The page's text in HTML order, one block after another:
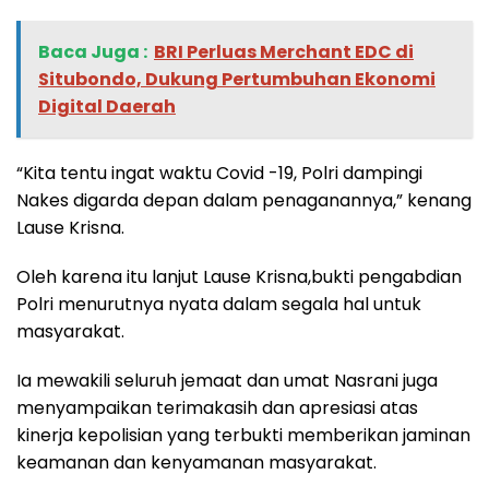
Baca Juga : BRI Perluas Merchant EDC di
Situbondo, Dukung Pertumbuhan Ekonomi
Digital Daerah
“Kita tentu ingat waktu Covid -19, Polri dampingi
Nakes digarda depan dalam penaganannya,” kenang
Lause Krisna.
Oleh karena itu lanjut Lause Krisna,bukti pengabdian
Polri menurutnya nyata dalam segala hal untuk
masyarakat.
Ia mewakili seluruh jemaat dan umat Nasrani juga
menyampaikan terimakasih dan apresiasi atas
kinerja kepolisian yang terbukti memberikan jaminan
keamanan dan kenyamanan masyarakat.